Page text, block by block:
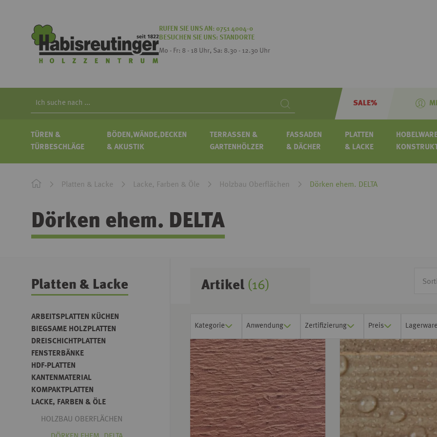
RUFEN SIE UNS AN: 0751 4004-0
BESUCHEN SIE UNS: STANDORTE
Mo - Fr: 8 - 18 Uhr, Sa: 8.30 - 12.30 Uhr
Search
SALE%
TÜREN &
TÜRBESCHLÄGE
BÖDEN,WÄNDE,DECKEN
& AKUSTIK
TERRASSEN &
GARTENHÖLZER
FASSADEN
& DÄCHER
PLATTEN
& LACKE
Platten & Lacke Lacke, Farben & Öle Holzbau Oberflächen Dörken ehem. DELTA
Dörken ehem. DELTA
Artikel (16)
Kategorie Anwendung Zertifizierung Preis
Platten & Lacke
ARBEITSPLATTEN KÜCHEN
BIEGSAME HOLZPLATTEN
DREISCHICHTPLATTEN
FENSTERBÄNKE
HDF-PLATTEN
KANTENMATERIAL
KOMPAKTPLATTEN
LACKE, FARBEN & ÖLE
HOLZBAU OBERFLÄCHEN